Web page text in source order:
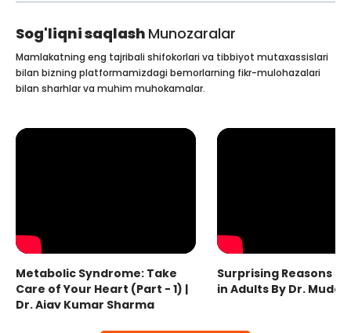
Sog'liqni saqlash Munozaralar
Mamlakatning eng tajribali shifokorlari va tibbiyot mutaxassislari
bilan bizning platformamizdagi bemorlarning fikr-mulohazalari
bilan sharhlar va muhim muhokamalar.
Metabolic Syndrome: Take
Care of Your Heart (Part - 1) |
Dr. Ajay Kumar Sharma
Surprising Reasons
in Adults By Dr.